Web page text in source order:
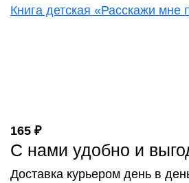
Книга детская «Расскажи мне
165 ₽
С нами удобно и
Доставка курьером день в